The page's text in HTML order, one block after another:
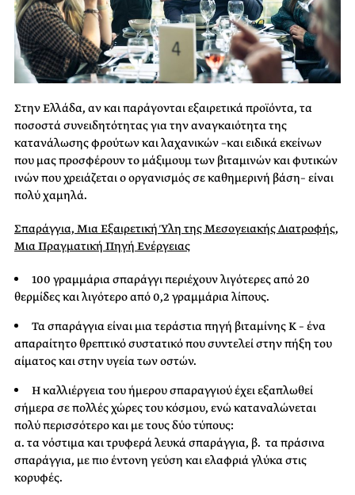
Στην Ελλάδα, αν και παράγονται εξαιρετικά προϊόντα, τα
ποσοστά συνειδητότητας για την αναγκαιότητα της
κατανάλωσης φρούτων και λαχανικών –και ειδικά εκείνων
που μας προσφέρουν το μάξιμουμ των βιταμινών και φυτικών
ινών που χρειάζεται ο οργανισμός σε καθημερινή βάση– είναι
πολύ χαμηλά.
Σπαράγγια, Μια Εξαιρετική Ύλη της Μεσογειακής Διατροφής,
Μια Πραγματική Πηγή Ενέργειας
100 γραμμάρια σπαράγγι περιέχουν λιγότερες από 20
θερμίδες και λιγότερο από 0,2 γραμμάρια λίπους.
Τα σπαράγγια είναι μια τεράστια πηγή βιταμίνης Κ – ένα
απαραίτητο θρεπτικό συστατικό που συντελεί στην πήξη του
αίματος και στην υγεία των οστών.
Η καλλιέργεια του ήμερου σπαραγγιού έχει εξαπλωθεί
σήμερα σε πολλές χώρες του κόσμου, ενώ καταναλώνεται
πολύ περισσότερο και με τους δύο τύπους:
α. τα νόστιμα και τρυφερά λευκά σπαράγγια, β. τα πράσινα
σπαράγγια, με πιο έντονη γεύση και ελαφριά γλύκα στις
κορυφές.